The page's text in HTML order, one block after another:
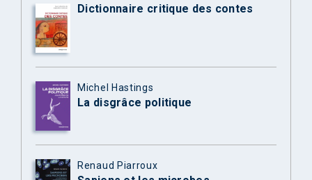
Dictionnaire critique des contes
Michel Hastings
La disgrâce politique
Renaud Piarroux